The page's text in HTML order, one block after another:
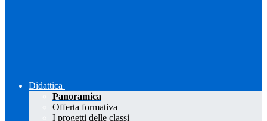
Didattica
Panoramica
Offerta formativa
I progetti delle classi